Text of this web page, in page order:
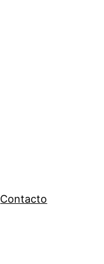
Contacto